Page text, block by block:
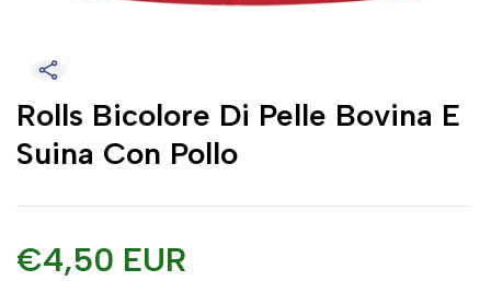
Rolls Bicolore Di Pelle Bovina E
Suina Con Pollo
€4,50 EUR